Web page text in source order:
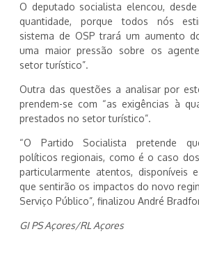
O deputado socialista elencou,
quantidade, porque todos nós
sistema de OSP trará um aumento
uma maior pressão sobre os
setor turístico”.
Outra das questões a analisar por
prendem-se com “as exigências à
prestados no setor turístico”.
“O Partido Socialista pretende
políticos regionais, como é o caso
particularmente atentos, disponíveis
que sentirão os impactos do novo
Serviço Público”, finalizou André
GI PS Açores/RL Açores